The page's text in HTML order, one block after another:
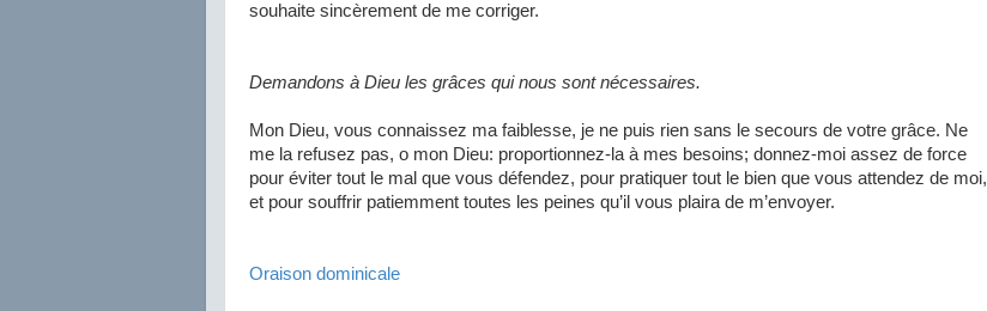
souhaite sincèrement de me corriger.
Demandons à Dieu les grâces qui nous sont nécessaires.
Mon Dieu, vous connaissez ma faiblesse, je ne puis rien sans le secours de votre grâce. Ne
me la refusez pas, o mon Dieu: proportionnez-la à mes besoins; donnez-moi assez de force
pour éviter tout le mal que vous défendez, pour pratiquer tout le bien que vous attendez de moi,
et pour souffrir patiemment toutes les peines qu’il vous plaira de m’envoyer.
Oraison dominicale